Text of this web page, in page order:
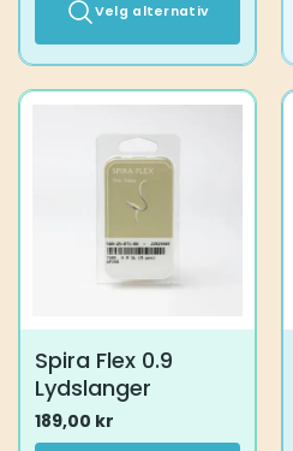
Velg alternativ
varianter.
Alternativene
produktsiden
Spira Flex 0.9
Lydslanger
189,00 kr